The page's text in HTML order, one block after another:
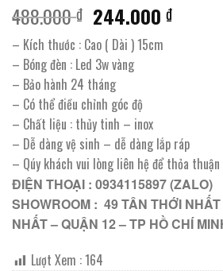
488.000₫ Giá
gốc
là:
488.000 ₫.
244.000₫Giá
– Kích thước : Cao ( Dài ) 15cm
– Bóng đèn : Led 3w vàng
– Bảo hành 24 tháng
– Có thể điều chỉnh góc độ
– Chất liệu : thủy tinh – inox
– Dễ dàng vệ sinh – dễ dàng lắp ráp
– Qúy khách vui lòng liên hệ để thỏa
ĐIỆN THOẠI : 0934115897 (ZALO)
SHOWROOM : 49 TÂN THỚI
NHẤT – QUẬN 12 – TP HỒ CHÍ
Lượt Xem :164